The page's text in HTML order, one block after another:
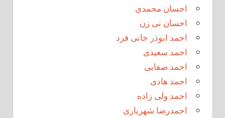
احسان محمدی
احسان نی زن
احمد ابوذر خانی فرد
احمد سعیدی
احمد صفایی
احمد هادی
احمد ولی زاده
احمدرضا شهریاری